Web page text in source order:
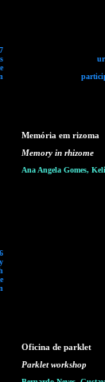
Memória em rizoma
Memory in rhizome
Ana Angela Gomes,
Oficina de parklet
Parklet workshop